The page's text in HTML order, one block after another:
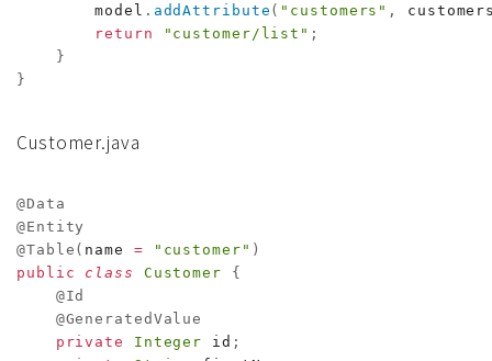
        model
. addAttribute ( "customers" ,
return
"customer/list" ;
}
}
Customer.java
@Data
@Entity
@Table ( name = "customer" )
public
class Customer
{
@Id
@GeneratedValue
private
Integer id ;